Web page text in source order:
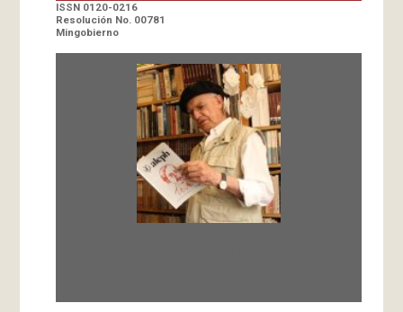
ISSN 0120-0216
Resolución No. 00781
Mingobierno